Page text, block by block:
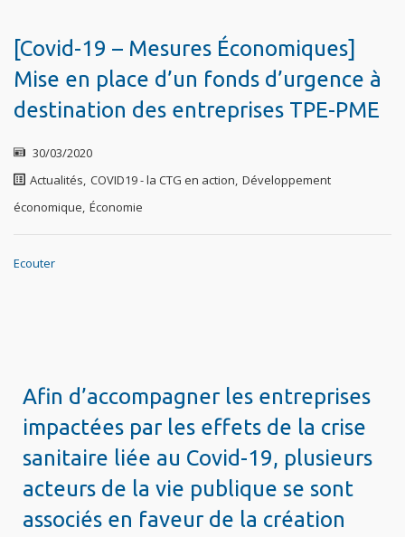
[Covid-19 – Mesures Économiques]
Mise en place d’un fonds d’urgence à
destination des entreprises TPE-PME
30/03/2020
Actualités, COVID19 - la CTG en action, Développement
économique, Économie
Ecouter
Afin d’accompagner les entreprises
impactées par les effets de la crise
sanitaire liée au Covid-19, plusieurs
acteurs de la vie publique se sont
associés en faveur de la création